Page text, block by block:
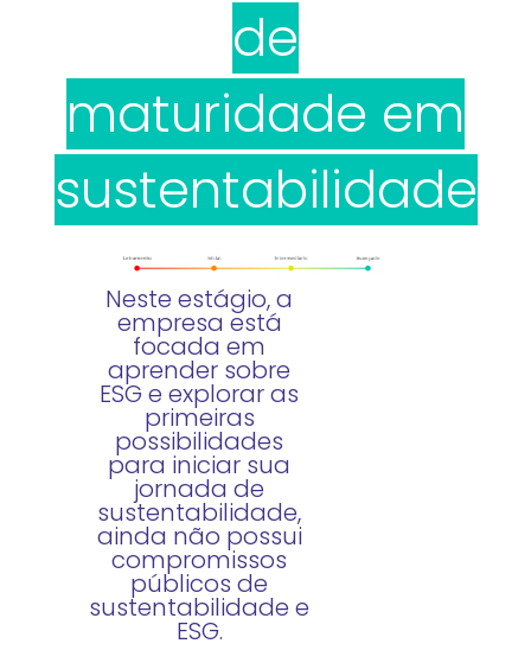
de
maturidade em
sustentabilidade
Neste estágio, a
empresa está
focada em
aprender sobre
ESG e explorar as
primeiras
possibilidades
para iniciar sua
jornada de
sustentabilidade,
ainda não possui
compromissos
públicos de
sustentabilidade e
ESG.